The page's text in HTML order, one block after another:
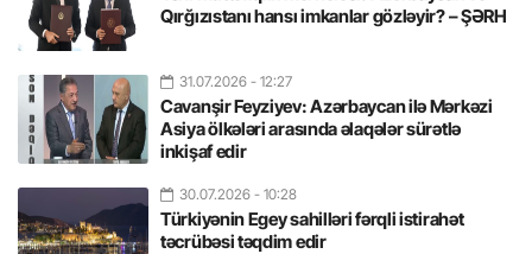
Qırğızıstanı hansı imkanlar gözləyir? – ŞƏRH
31.07.2026 - 12:27
Cavanşir Feyziyev: Azərbaycan ilə Mərkəzi
Asiya ölkələri arasında əlaqələr sürətlə
inkişaf edir
30.07.2026 - 10:28
Türkiyənin Egey sahilləri fərqli istirahət
təcrübəsi təqdim edir